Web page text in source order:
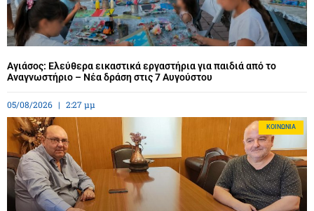
Αγιάσος: Ελεύθερα εικαστικά εργαστήρια για παιδιά από το
Αναγνωστήριο – Νέα δράση στις 7 Αυγούστου
05/08/2026 2:27 μμ
ΚΟΙΝΩΝΊΑ